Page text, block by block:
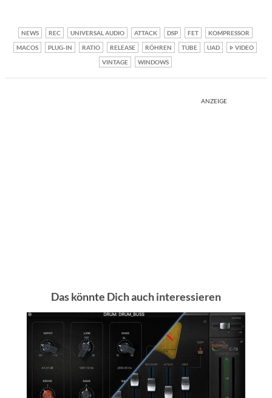
NEWS REC UNIVERSAL AUDIO ATTACK DSP FET
KOMPRESSOR
MACOS
PLUG-IN RATIO RELEASE RÖHREN TUBE UAD
VIDEO
VINTAGE
WINDOWS
ANZEIGE
Das könnte Dich auch interessieren